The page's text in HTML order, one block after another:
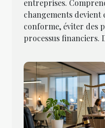
entreprises.
changements devient
conforme, éviter des
processus financiers.